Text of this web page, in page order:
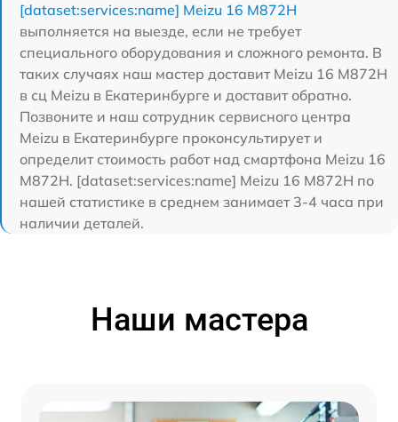
[dataset:services:name] Meizu 16 M872H
выполняется на выезде, если не требует
специального оборудования и сложного ремонта. В
таких случаях наш мастер доставит Meizu 16 M872H
в сц Meizu в Екатеринбурге и доставит обратно.
Позвоните и наш сотрудник сервисного центра
Meizu в Екатеринбурге проконсультирует и
определит стоимость работ над смартфона Meizu 16
M872H. [dataset:services:name] Meizu 16 M872H по
нашей статистике в среднем занимает 3-4 часа при
наличии деталей.
Наши мастера